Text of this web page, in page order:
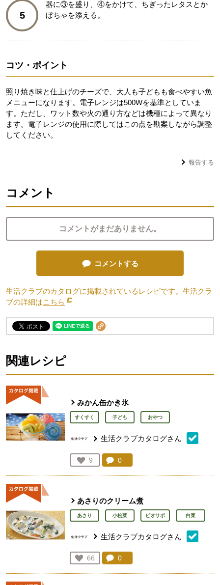
5
器に③を盛り、④をかけて、ちぎったレタスとか
ぼちゃを添える。
コツ・ポイント
照り焼き味と仕上げのチーズで、大人も子どもも食べやすい魚
メニューになります。電子レンジは500Wを基準としていま
す。ただし、ワット数や火の通り方などは機種によって異なり
ます。電子レンジの使用に際してはこの点を勘案しながら調整
してください。
報告する
コメント
コメントがまだありません。
コメントする
生活クラブのカタログに掲載されているレシピです。生活クラ
ブの詳細はこちら 別のウィンドウで開きます。
関連レシピ
みかん缶かき氷
すくすく 子ども おやつ
生活クラブカタログさん
お気に入り登録：
9
人が登録
コメント：
0
あさりのクリーム煮
あさり 小松菜 ビオサポ 白菜
生活クラブカタログさん
お気に入り登録：
66
人が登録
コメント：
0